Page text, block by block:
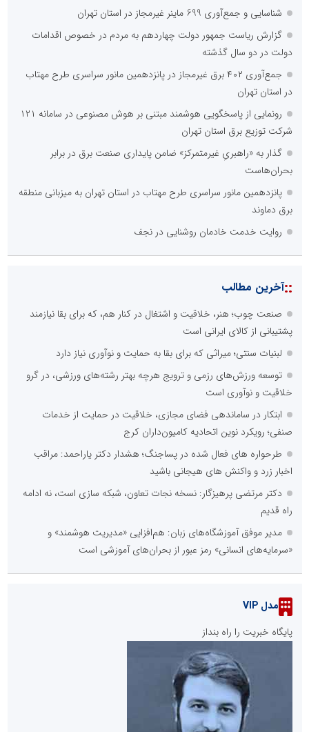
شناسایی و جمع‌آوری 699 ماینر غیرمجاز در استان تهران
گزارش ریاست جمهور دولت چهاردهم به مردم در خصوص اقدامات
دولت در دو سال گذشته
جمع‌آوری ۴۰۲ برق غیرمجاز در پانزدهمین مانور سراسری طرح مهتاب
در استان تهران
رونمایی از پاسخگویی هوشمند مبتنی بر هوش مصنوعی در سامانه ۱۲۱
شرکت توزیع برق استان تهران
گذار به «راهبریِ غیرمتمرکز» ضامن پایداری صنعت برق در برابر
بحران‌هاست
پانزدهمین مانور سراسری طرح مهتاب در استان تهران به میزبانی منطقه
برق دماوند
روایت خدمت خادمان روشنایی در نجف
::آخرین مطالب
صنعت چوب؛ هنر، خلاقیت و اشتغال در کنار هم، که برای بقا نیازمند
پشتیبانی از کالای ایرانی است
لبنیات سنتی؛ میراثی که برای بقا به حمایت و نوآوری نیاز دارد
توسعه ورزش‌های رزمی و ترویج هرچه بهتر رشته‌های ورزشی، در گرو
خلاقیت و نوآوری است
ابتکار در ساماندهی فضای مجازی، خلاقیت در حمایت از خدمات
صنفی؛ رویکرد نوین اتحادیه کامیون‌داران کرج
طرحواره های فعال شده در پساجنگ؛ هشدار دکتر یاراحمد: مراقب
اخبار زرد و واکنش های هیجانی باشید
دکتر مرتضی پرهیزگار: نسخه نجات تعاون، شبکه سازی است، نه ادامه
راه قدیم
مدیر موفق آموزشگاه‌های زبان: هم‌افزایی «مدیریت هوشمند» و
«سرمایه‌های انسانی» رمز عبور از بحران‌های آموزشی است
مدل VIP
پایگاه خبریت را راه بنداز